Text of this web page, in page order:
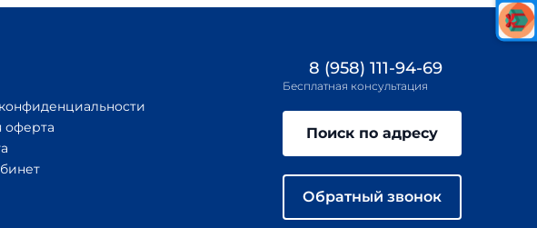
оферта
8 (958) 111-94-69
Бесплатная консультация
Поиск по адресу
Обратный звонок